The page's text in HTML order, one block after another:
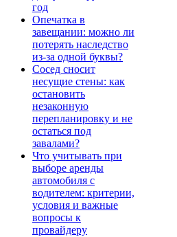
год
Опечатка в
завещании: можно ли
потерять наследство
из-за одной буквы?
Сосед сносит
несущие стены: как
остановить
незаконную
перепланировку и не
остаться под
завалами?
Что учитывать при
выборе аренды
автомобиля с
водителем: критерии,
условия и важные
вопросы к
провайдеру